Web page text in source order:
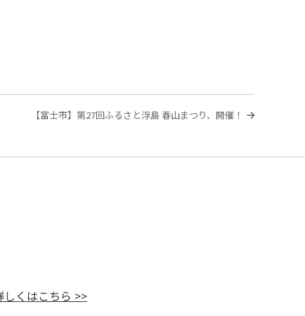
次
【富士市】第27回ふるさと浮島 春山まつり、開催！
しくはこちら >>